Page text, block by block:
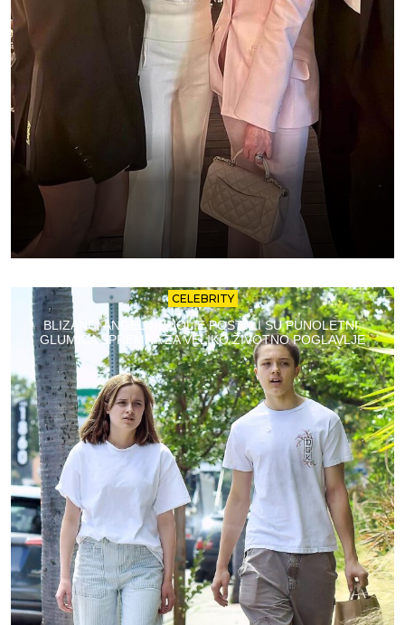
CELEBRITY
BLIZANCI ANGELINE JOLIE POSTALI SU PUNOLETNI:
GLUMICA SPREMNA ZA VELIKO ŽIVOTNO POGLAVLJE